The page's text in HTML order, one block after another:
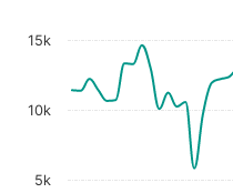
5k
10k
15k